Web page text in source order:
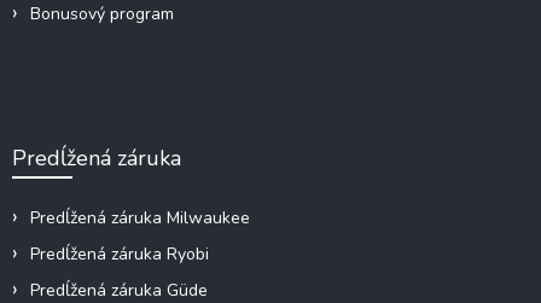
Bonusový program
Predĺžená záruka
Predĺžená záruka Milwaukee
Predĺžená záruka Ryobi
Predĺžená záruka Güde